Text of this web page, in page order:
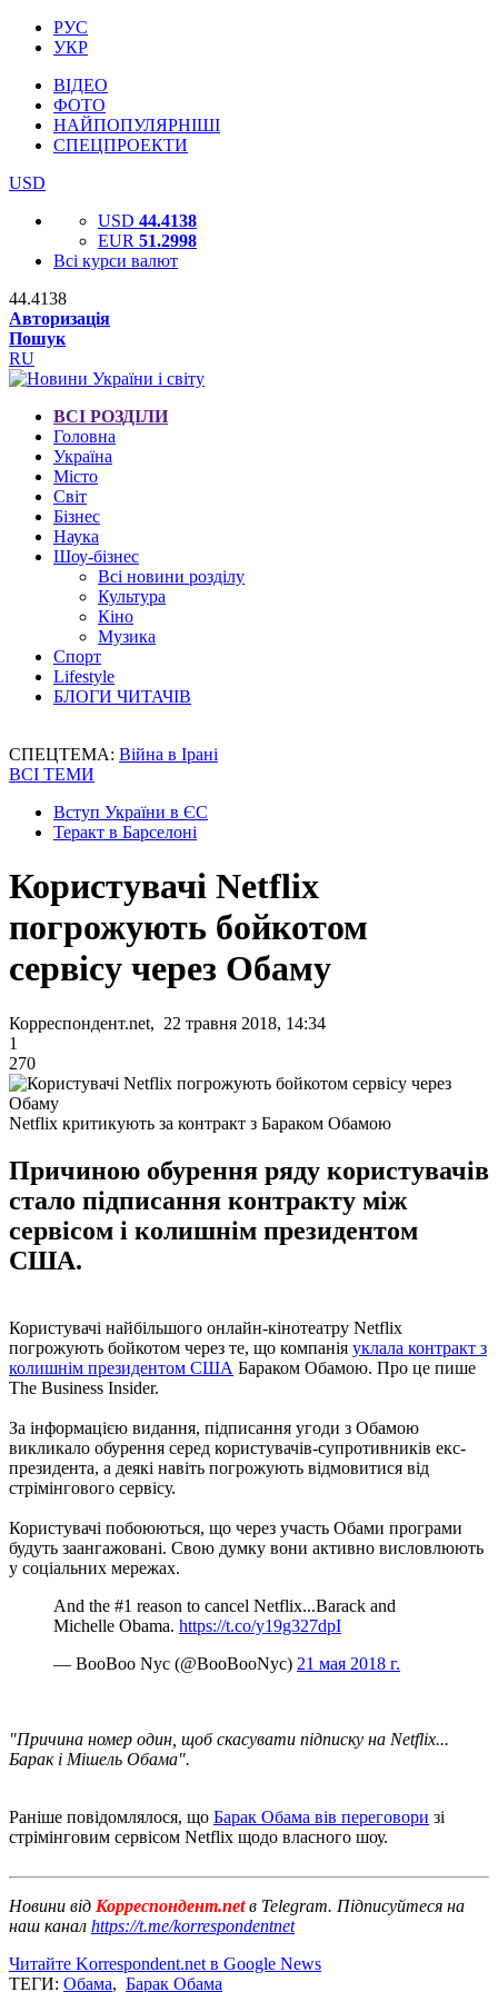
РУС
УКР
ВІДЕО
ФОТО
НАЙПОПУЛЯРНІШІ
СПЕЦПРОЕКТИ
USD
USD 44.4138
EUR 51.2998
Всі курси валют
44.4138
Авторизація
Пошук
RU
ВСІ РОЗДІЛИ
Головна
Україна
Місто
Світ
Бізнес
Наука
Шоу-бізнес
Всі новини розділу
Культура
Кіно
Музика
Спорт
Lifestyle
БЛОГИ ЧИТАЧІВ
СПЕЦТЕМА: Війна в Ірані
ВСІ ТЕМИ
Вступ України в ЄС
Теракт в Барселоні
Користувачі Netflix
погрожують бойкотом
сервісу через Обаму
Корреспондент.net, 22 травня 2018, 14:34
1
270
Netflix критикують за контракт з Бараком Обамою
Причиною обурення ряду користувачів
стало підписання контракту між
сервісом і колишнім президентом
США.
Користувачі найбільшого онлайн-кінотеатру Netflix
погрожують бойкотом через те, що компанія уклала контракт з
колишнім президентом США Бараком Обамою. Про це пише
The Business Insider.
За інформацією видання, підписання угоди з Обамою
викликало обурення серед користувачів-супротивників екс-
президента, а деякі навіть погрожують відмовитися від
стрімінгового сервісу.
Користувачі побоюються, що через участь Обами програми
будуть заангажовані. Свою думку вони активно висловлюють
у соціальних мережах.
And the #1 reason to cancel Netflix...Barack and
Michelle Obama. https://t.co/y19g327dpI
— BooBoo Nyc (@BooBooNyc) 21 мая 2018 г.
"Причина номер один, щоб скасувати підписку на Netflix...
Барак і Мішель Обама".
Раніше повідомлялося, що Барак Обама вів переговори зі
стрімінговим сервісом Netflix щодо власного шоу.
Новини від Корреспондент.netв Telegram. Підписуйтеся на
наш канал https://t.me/korrespondentnet
Читайте Korrespondent.net в Google News
ТЕГИ: Обама, Барак Обама